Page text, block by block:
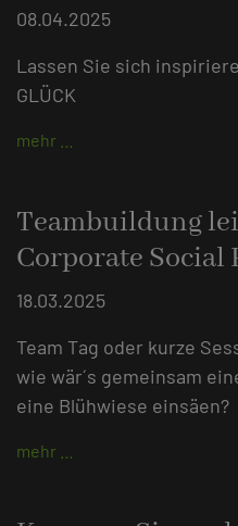
08.04.2025
Lassen Sie sich
GLÜCK
mehr …
Teambuildung
Corporate
18.03.2025
Team Tag oder kurze
wie wär´s gemeinsam
eine Blühwiese einsäen?
mehr …